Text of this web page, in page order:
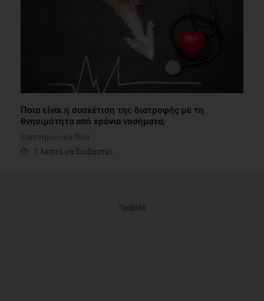
Ποια είναι η συσχέτιση της διατροφής με τη
θνησιμότητα από χρόνια νοσήματα;
Επιστημονικά Νέα
1 λεπτό να διαβαστεί
Προβολή